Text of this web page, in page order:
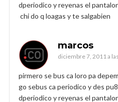
dperiodico y reyenas el
chi do q loagas y te salgabien
marcos
diciembre 7, 2011 a
pirmero se bus ca loro pa
go sebus ca periodico y des
dperiodico y reyenas el